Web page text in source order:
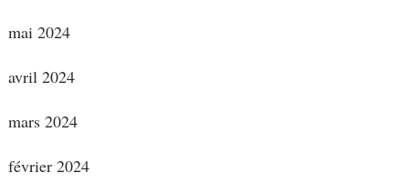
mai 2024
avril 2024
mars 2024
février 2024